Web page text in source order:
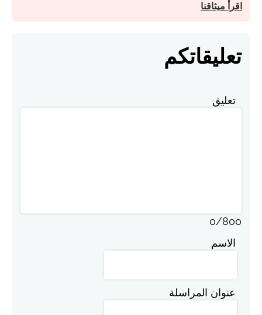
اقرأ ميثاقنا
تعليقاتكم
تعليق
0/800
الاسم
عنوان المراسلة